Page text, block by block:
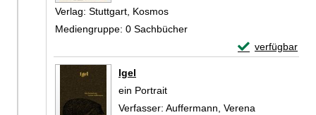
Verlag: Stuttgart, Kosmos
Mediengruppe: 0 Sachbücher
verfügbar
Exemplar-
Igel
ein Portrait
Verfasser: Auffermann, Verena